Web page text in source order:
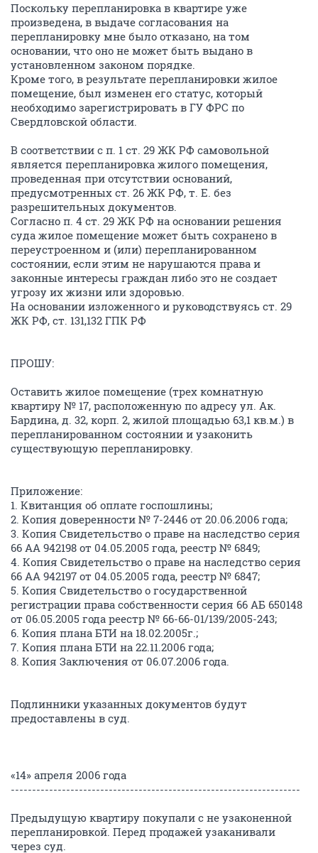
Поскольку перепланировка в квартире уже
произведена, в выдаче согласования на
перепланировку мне было отказано, на том
основании, что оно не может быть выдано в
установленном законом порядке.
Кроме того, в результате перепланировки жилое
помещение, был изменен его статус, который
необходимо зарегистрировать в ГУ ФРС по
Свердловской области.
В соответствии с п. 1 ст. 29 ЖК РФ самовольной
является перепланировка жилого помещения,
проведенная при отсутствии оснований,
предусмотренных ст. 26 ЖК РФ, т. Е. без
разрешительных документов.
Согласно п. 4 ст. 29 ЖК РФ на основании решения
суда жилое помещение может быть сохранено в
переустроенном и (или) перепланированном
состоянии, если этим не нарушаются права и
законные интересы граждан либо это не создает
угрозу их жизни или здоровью.
На основании изложенного и руководствуясь ст. 29
ЖК РФ, ст. 131,132 ГПК РФ
ПРОШУ:
Оставить жилое помещение (трех комнатную
квартиру № 17, расположенную по адресу ул. Ак.
Бардина, д. 32, корп. 2, жилой площадью 63,1 кв.м.) в
перепланированном состоянии и узаконить
существующую перепланировку.
Приложение:
1. Квитанция об оплате госпошлины;
2. Копия доверенности № 7-2446 от 20.06.2006 года;
3. Копия Свидетельство о праве на наследство серия
66 АА 942198 от 04.05.2005 года, реестр № 6849;
4. Копия Свидетельство о праве на наследство серия
66 АА 942197 от 04.05.2005 года, реестр № 6847;
5. Копия Свидетельство о государственной
регистрации права собственности серия 66 АБ 650148
от 06.05.2005 года реестр № 66-66-01/139/2005-243;
6. Копия плана БТИ на 18.02.2005г.;
7. Копия плана БТИ на 22.11.2006 года;
8. Копия Заключения от 06.07.2006 года.
Подлинники указанных документов будут
предоставлены в суд.
«14» апреля 2006 года
--------------------------------------------------------------------
Предыдущую квартиру покупали с не узаконенной
перепланировкой. Перед продажей узаканивали
через суд.